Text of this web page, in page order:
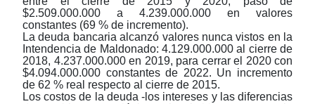
$2.509.000.000 a 4.239.000.000 en valores
constantes (69 % de incremento).
La deuda bancaria alcanzó valores nunca vistos en la
Intendencia de Maldonado: 4.129.000.000 al cierre de
2018, 4.237.000.000 en 2019, para cerrar el 2020 con
$4.094.000.000 constantes de 2022. Un incremento
de 62 % real respecto al cierre de 2015.
Los costos de la deuda -los intereses y las diferencias